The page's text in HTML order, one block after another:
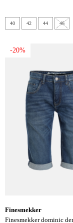
40 42 44 46
-20%
finesmekker
finesmekker dominic denim capri